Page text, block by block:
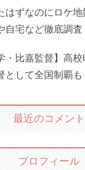
はずなのにロケ地
自宅など徹底調査
・比嘉監督】高
として全国制覇も
最近のコメント
プロフィール